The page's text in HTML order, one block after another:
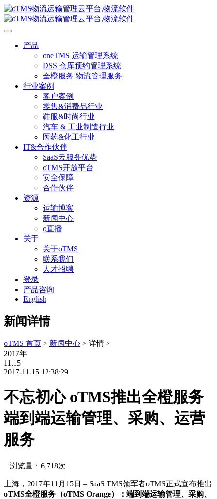
产品
oneTMS 运输管理系统
DSS 仓库预约管理系统
全橙服务 物流管理服务
行业案例
客户案例
零售&消费品行业
鞋服&时尚行业
汽车 & 工业制造行业
医药&化工行业
IT&合作伙伴
SaaS云服务优势
oTMS开放平台
安全保障
合作伙伴
资源
运输博客
新闻中心
o直播
关于
关于oTMS
联系我们
人才招聘
登录
产品咨询
English
新闻详情
oTMS 首页 > 新闻中心 > 详情 >
2017年
11.15
2017-11-15 12:38:29
不忘初心 oTMS推出全橙服务
端到端运输管理、采购、运营
服务
浏览量：6,718次
上海，2017年11月15日 – SaaS TMS领军者oTMS正式宣布推出
oTMS全橙服务（oTMS Orange）：端到端运输管理、采购、